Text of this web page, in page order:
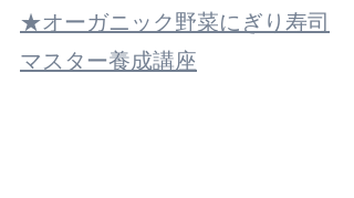
★オーガニック野菜にぎり寿司
マスター養成講座